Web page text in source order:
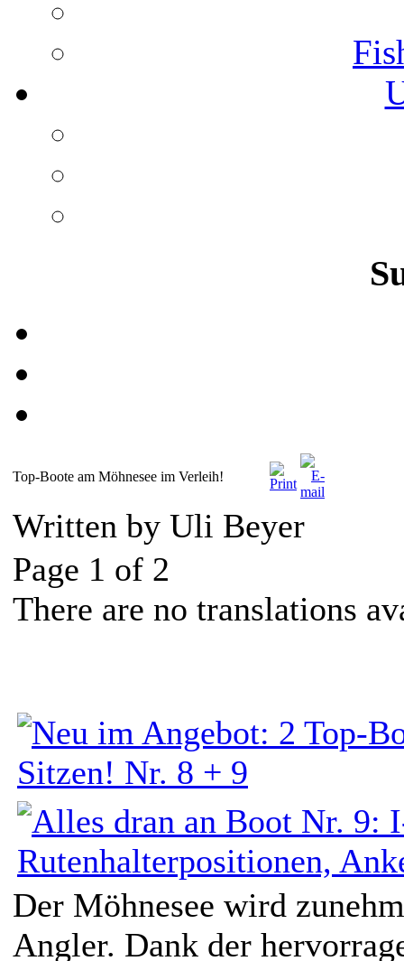
Top-Boote am Möhnesee im Verleih!
Written by Uli Beyer
Page 1 of 2
There are no translations
Der Möhnesee wird
Angler. Dank der